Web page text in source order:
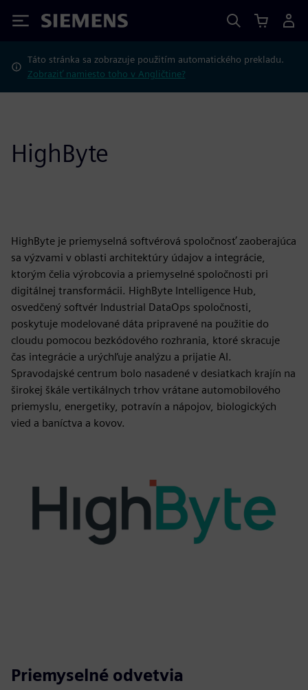
Siemens
Táto stránka sa zobrazuje použitím automatického prekladu.
Zobraziť namiesto toho v Angličtine?
HighByte
HighByte je priemyselná softvérová spoločnosť zaoberajúca
sa výzvami v oblasti architektúry údajov a integrácie,
ktorým čelia výrobcovia a priemyselné spoločnosti pri
digitálnej transformácii. HighByte Intelligence Hub,
osvedčený softvér Industrial DataOps spoločnosti,
poskytuje modelované dáta pripravené na použitie do
cloudu pomocou bezkódového rozhrania, ktoré skracuje
čas integrácie a urýchľuje analýzu a prijatie AI.
Spravodajské centrum bolo nasadené v desiatkach krajín na
širokej škále vertikálnych trhov vrátane automobilového
priemyslu, energetiky, potravín a nápojov, biologických
vied a baníctva a kovov.
Priemyselné odvetvia